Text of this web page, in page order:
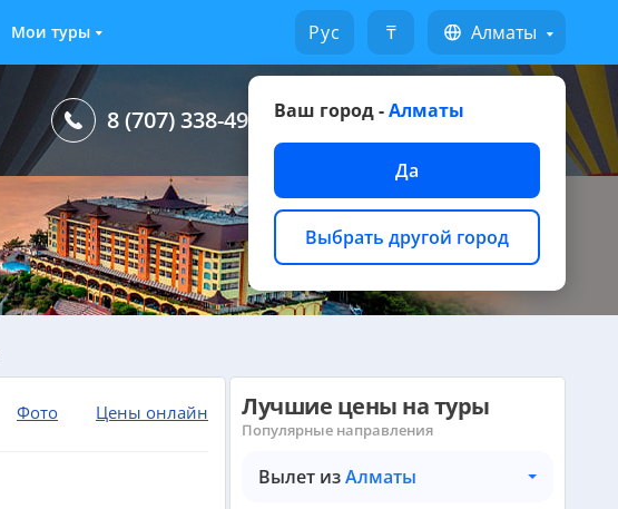
Мои туры Русский ₸ Алматы
Ваш город -Алматы
Да
Выбрать другой город
8 (707) 338-49-49 Написать на WhatsApp
Фото Цены онлайн Лучшие цены на туры
Популярные направления
Вылет изАлматы